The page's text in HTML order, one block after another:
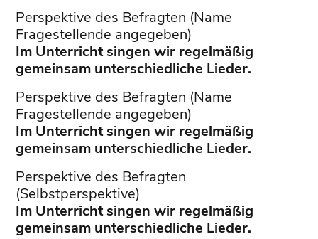
Perspektive des Befragten (Name
Fragestellende angegeben)
Im Unterricht singen wir regelmäßig
gemeinsam unterschiedliche Lieder.
Perspektive des Befragten (Name
Fragestellende angegeben)
Im Unterricht singen wir regelmäßig
gemeinsam unterschiedliche Lieder.
Perspektive des Befragten
(Selbstperspektive)
Im Unterricht singen wir regelmäßig
gemeinsam unterschiedliche Lieder.